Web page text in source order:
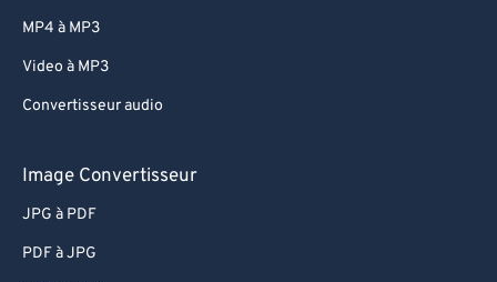
MP4 à MP3
Video à MP3
Convertisseur audio
Image Convertisseur
JPG à PDF
PDF à JPG